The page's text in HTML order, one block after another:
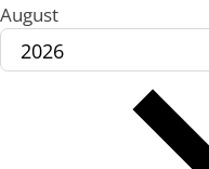
August